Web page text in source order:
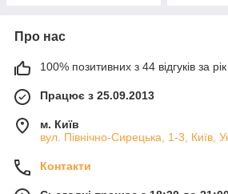
Про нас
100% позитивних з 44 відгуків за рік
Працює з 25.09.2013
м. Київ
вул. Північно-Сирецька, 1-3, Київ,
Контакти